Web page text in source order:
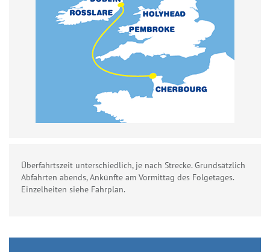
Überfahrtszeit unterschiedlich, je nach Strecke. Grundsätzlich
Abfahrten abends, Ankünfte am Vormittag des Folgetages.
Einzelheiten siehe Fahrplan.